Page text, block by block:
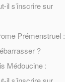
il s’inscrire sur
Prémenstruel :
?
Médoucine :